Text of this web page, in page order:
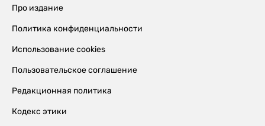
Про издание
Политика конфиденциальности
Использование cookies
Пользовательское соглашение
Редакционная политика
Кодекс этики